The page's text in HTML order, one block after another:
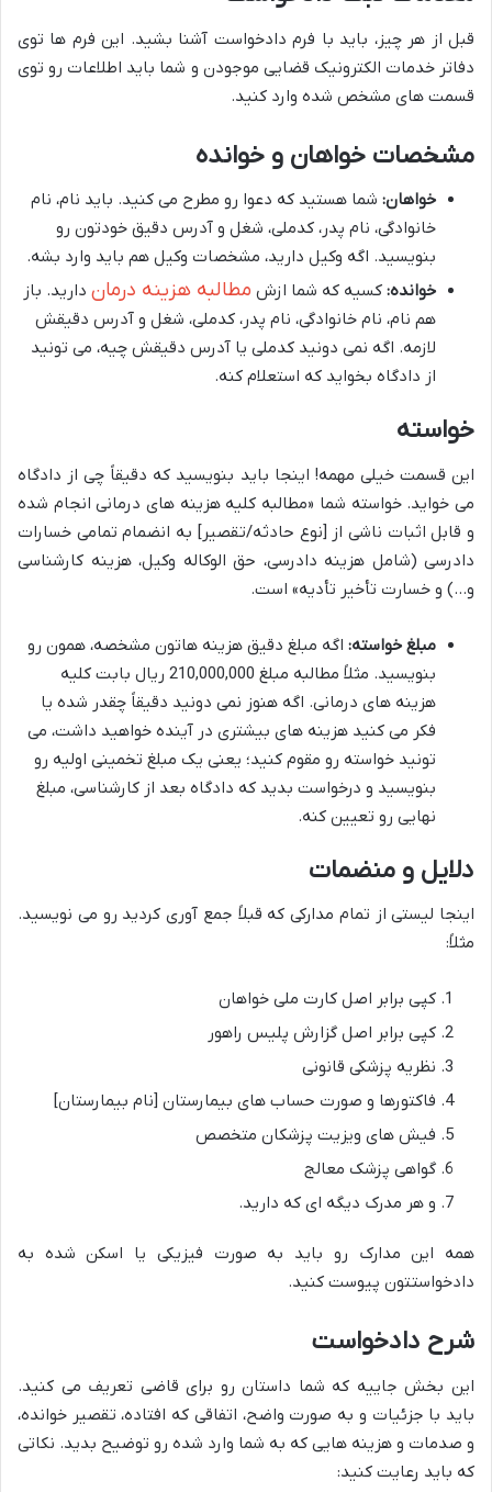
قبل از هر چیز، باید با فرم دادخواست آشنا بشید. این فرم ها توی
دفاتر خدمات الکترونیک قضایی موجودن و شما باید اطلاعات رو توی
قسمت های مشخص شده وارد کنید.
مشخصات خواهان و خوانده
خواهان: شما هستید که دعوا رو مطرح می کنید. باید نام، نام
خانوادگی، نام پدر، کدملی، شغل و آدرس دقیق خودتون رو
بنویسید. اگه وکیل دارید، مشخصات وکیل هم باید وارد بشه.
خوانده: کسیه که شما ازش مطالبه هزینه درمان دارید. باز
هم نام، نام خانوادگی، نام پدر، کدملی، شغل و آدرس دقیقش
لازمه. اگه نمی دونید کدملی یا آدرس دقیقش چیه، می تونید
از دادگاه بخواید که استعلام کنه.
خواسته
این قسمت خیلی مهمه! اینجا باید بنویسید که دقیقاً چی از دادگاه
می خواید. خواسته شما «مطالبه کلیه هزینه های درمانی انجام شده
و قابل اثبات ناشی از [نوع حادثه/تقصیر] به انضمام تمامی خسارات
دادرسی (شامل هزینه دادرسی، حق الوکاله وکیل، هزینه کارشناسی
و…) و خسارت تأخیر تأدیه» است.
مبلغ خواسته: اگه مبلغ دقیق هزینه هاتون مشخصه، همون رو
بنویسید. مثلاً مطالبه مبلغ 210,000,000 ریال بابت کلیه
هزینه های درمانی. اگه هنوز نمی دونید دقیقاً چقدر شده یا
فکر می کنید هزینه های بیشتری در آینده خواهید داشت، می
تونید خواسته رو مقوم کنید؛ یعنی یک مبلغ تخمینی اولیه رو
بنویسید و درخواست بدید که دادگاه بعد از کارشناسی، مبلغ
نهایی رو تعیین کنه.
دلایل و منضمات
اینجا لیستی از تمام مدارکی که قبلاً جمع آوری کردید رو می نویسید.
مثلاً:
کپی برابر اصل کارت ملی خواهان
کپی برابر اصل گزارش پلیس راهور
نظریه پزشکی قانونی
فاکتورها و صورت حساب های بیمارستان [نام بیمارستان]
فیش های ویزیت پزشکان متخصص
گواهی پزشک معالج
و هر مدرک دیگه ای که دارید.
همه این مدارک رو باید به صورت فیزیکی یا اسکن شده به
دادخواستتون پیوست کنید.
شرح دادخواست
این بخش جاییه که شما داستان رو برای قاضی تعریف می کنید.
باید با جزئیات و به صورت واضح، اتفاقی که افتاده، تقصیر خوانده،
و صدمات و هزینه هایی که به شما وارد شده رو توضیح بدید. نکاتی
که باید رعایت کنید: